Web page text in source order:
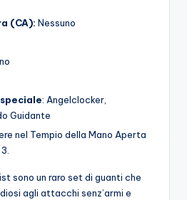
(CA): Nessuno
: Angelclocker,
Guidante
nel Tempio della Mano Aperta
sono un raro set di guanti che
agli attacchi senz’armi e